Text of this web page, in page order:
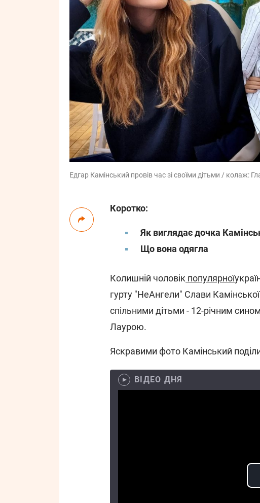
Едгар Камінський провів час зі своїми дітьми / колаж:
Коротко:
Як виглядає дочка
Що вона одягла
Колишній чоловік популярної
гурту "НеАнгели" Слави
спільними дітьми - 12-річним
Лаурою.
Яскравими фото Камінський
ВІДЕО ДНЯ